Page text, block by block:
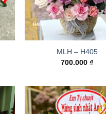
MLH – H405
700.000₫